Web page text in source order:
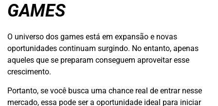
GAMES
O universo dos games está em expansão e novas
oportunidades continuam surgindo. No entanto, apenas
aqueles que se preparam conseguem aproveitar esse
crescimento.
Portanto, se você busca uma chance real de entrar nesse
mercado, essa pode ser a oportunidade ideal para iniciar